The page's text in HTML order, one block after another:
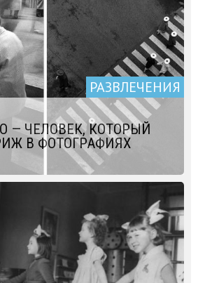
РАЗВЛЕЧЕНИЯ
— ЧЕЛОВЕК, КОТОРЫЙ
В ФОТОГРАФИЯХ